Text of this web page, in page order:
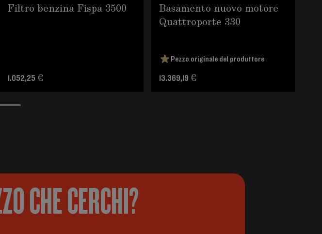
Filtro benzina Fispa 3500
1.052,25 €
Basamento nuovo motore
Quattroporte 330
Pezzo originale del produttore
13.369,19 €
CHE CERCHI?